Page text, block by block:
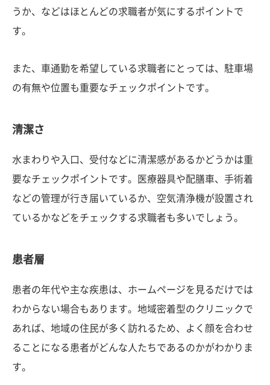
うか、などはほとんどの求職者が気にするポイントで
す。
また、車通勤を希望している求職者にとっては、駐車場
の有無や位置も重要なチェックポイントです。
清潔さ
水まわりや入口、受付などに清潔感があるかどうかは重
要なチェックポイントです。医療器具や配膳車、手術着
などの管理が行き届いているか、空気清浄機が設置され
ているかなどをチェックする求職者も多いでしょう。
患者層
患者の年代や主な疾患は、ホームページを見るだけでは
わからない場合もあります。地域密着型のクリニックで
あれば、地域の住民が多く訪れるため、よく顔を合わせ
ることになる患者がどんな人たちであるのかがわかりま
す。